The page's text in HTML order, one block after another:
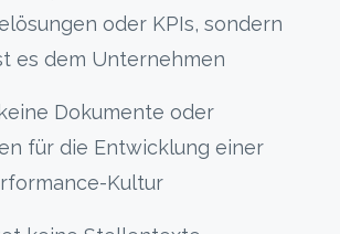
oder KPIs, sondern
es dem Unternehmen
Dokumente oder
für die Entwicklung einer
Kultur